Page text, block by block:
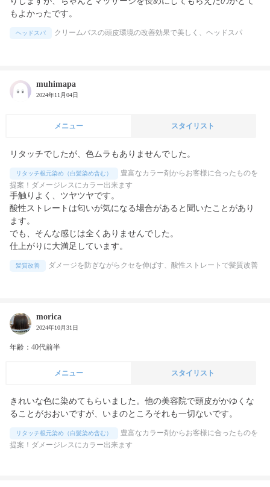
もよかったです。
ヘッドスパ クリームバスの頭皮環境の改善効果で美しく、ヘッドスパ
muhimapa
2024年11月04日
メニュー スタイリスト
リタッチでしたが、色ムラもありませんでした。
リタッチ根元染め（白髪染め含む）
豊富なカラー剤からお客様に合ったものを
提案！ダメージレスにカラー出来ます
手触りよく、ツヤツヤです。
酸性ストレートは匂いが気になる場合があると聞いたことがあり
ます。
でも、そんな感じは全くありませんでした。
仕上がりに大満足しています。
髪質改善 ダメージを防ぎながらクセを伸ばす、酸性ストレートで髪質改善
morica
2024年10月31日
年齢：40代前半
メニュー スタイリスト
きれいな色に染めてもらいました。他の美容院で頭皮がかゆくな
ることがおおいですが、いまのところそれも一切ないです。
リタッチ根元染め（白髪染め含む）
豊富なカラー剤からお客様に合ったものを
提案！ダメージレスにカラー出来ます